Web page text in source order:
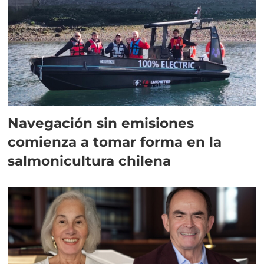
Navegación sin emisiones
comienza a tomar forma en la
salmonicultura chilena